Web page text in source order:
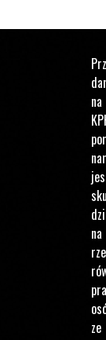
na
na
ze